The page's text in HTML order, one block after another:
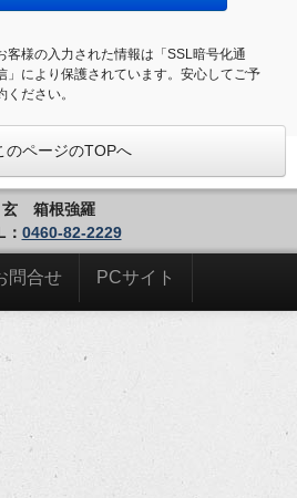
客様の入力された情報は「SSL暗号化通
」により保護されています。安心してご予
ください。
のページのTOPへ
玄 箱根強羅
0460-82-2229
問合せ PCサイト